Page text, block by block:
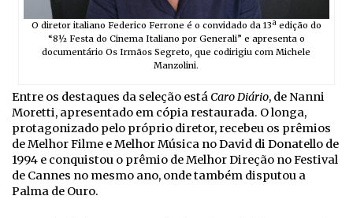
O diretor italiano Federico Ferrone é o convidado da 13ª edição do
“8½ Festa do Cinema Italiano por Generali” e apresenta o
documentário Os Irmãos Segreto, que codirigiu com Michele
Manzolini.
Entre os destaques da seleção estáCaro Diário, de Nanni
Moretti, apresentado em cópia restaurada. O longa,
protagonizado pelo próprio diretor, recebeu os prêmios
de Melhor Filme e Melhor Música no David di Donatello de
1994 e conquistou o prêmio de Melhor Direção no Festival
de Cannes no mesmo ano, onde também disputou a
Palma de Ouro.